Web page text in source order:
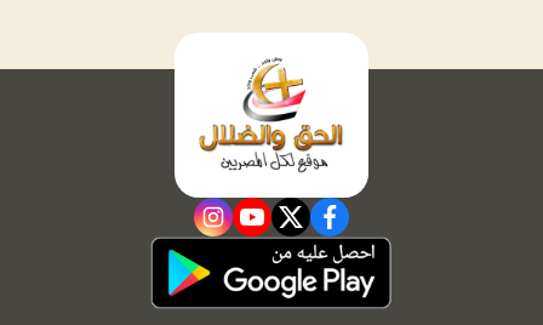
facebook
twitter
youtube
instagram